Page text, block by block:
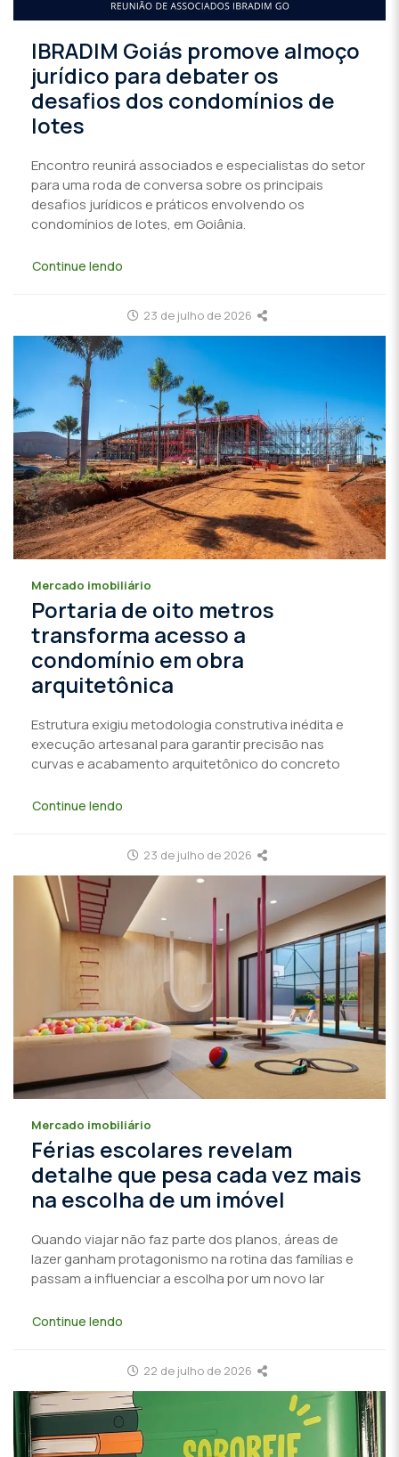
IBRADIM Goiás promove almoço
jurídico para debater os
desafios dos condomínios de
lotes
Encontro reunirá associados e especialistas do setor
para uma roda de conversa sobre os principais
desafios jurídicos e práticos envolvendo os
condomínios de lotes, em Goiânia.
Continue lendo
23 de julho de 2026
Mercado imobiliário
Portaria de oito metros
transforma acesso a
condomínio em obra
arquitetônica
Estrutura exigiu metodologia construtiva inédita e
execução artesanal para garantir precisão nas
curvas e acabamento arquitetônico do concreto
Continue lendo
23 de julho de 2026
Mercado imobiliário
Férias escolares revelam
detalhe que pesa cada vez mais
na escolha de um imóvel
Quando viajar não faz parte dos planos, áreas de
lazer ganham protagonismo na rotina das famílias e
passam a influenciar a escolha por um novo lar
Continue lendo
22 de julho de 2026